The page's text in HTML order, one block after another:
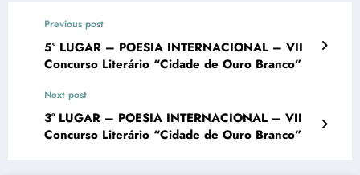
Previous post
5° LUGAR – POESIA INTERNACIONAL – VII
Concurso Literário “Cidade de Ouro Branco”
Next post
3° LUGAR – POESIA INTERNACIONAL – VII
Concurso Literário “Cidade de Ouro Branco”